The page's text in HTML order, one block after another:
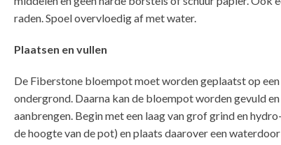
raden. Spoel overvloedig af met water.
Plaatsen en vullen
De Fiberstone bloempot moet worden geplaatst op
ondergrond. Daarna kan de bloempot worden gevuld
aanbrengen. Begin met een laag van grof grind en
de hoogte van de pot) en plaats daarover een